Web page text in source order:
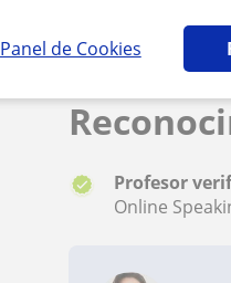
Panel de Cookies
Ver todas las
Profesor
Online